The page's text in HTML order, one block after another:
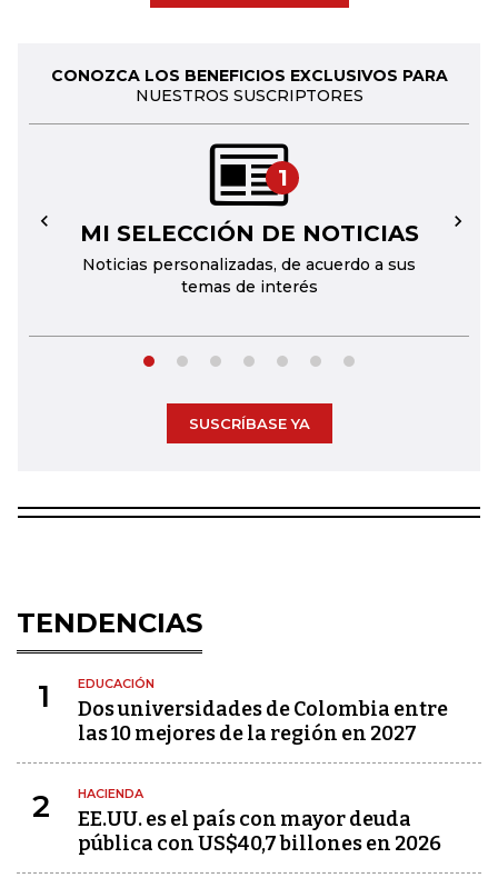
CONOZCA LOS BENEFICIOS EXCLUSIVOS PARA
NUESTROS SUSCRIPTORES
1
MI SELECCIÓN DE NOTICIAS
Noticias personalizadas, de acuerdo a sus
temas de interés
← →
SUSCRÍBASE YA
TENDENCIAS
1 EDUCACIÓN
Dos universidades de Colombia entre
las 10 mejores de la región en 2027
2 HACIENDA
EE.UU. es el país con mayor deuda
pública con US$40,7 billones en 2026